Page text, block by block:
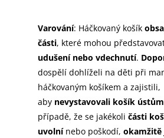
Varování: Háčkovaný košík
části, které mohou
udušení nebo vdechnutí.
dospělí dohlíželi na děti při
háčkovaným košíkem a zajistili,
aby nevystavovali košík
případě, že se jakékoli části
uvolní nebo poškodí, okamžitě